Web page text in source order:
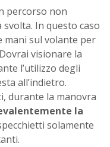
percorso non
In questo caso
mani sul volante per
visionare la
l’utilizzo degli
all’indietro.
durante la manovra
la
solamente